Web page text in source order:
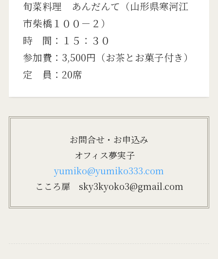
旬菜料理 あんだんて（山形県寒河江
市柴橋１００－２）
時 間：１５：３０
参加費：3,500円（お茶とお菓子付き）
定 員：20席
お問合せ・お申込み
オフィス夢実子
yumiko@yumiko333.com
こころ扉 sky3kyoko3@gmail.com